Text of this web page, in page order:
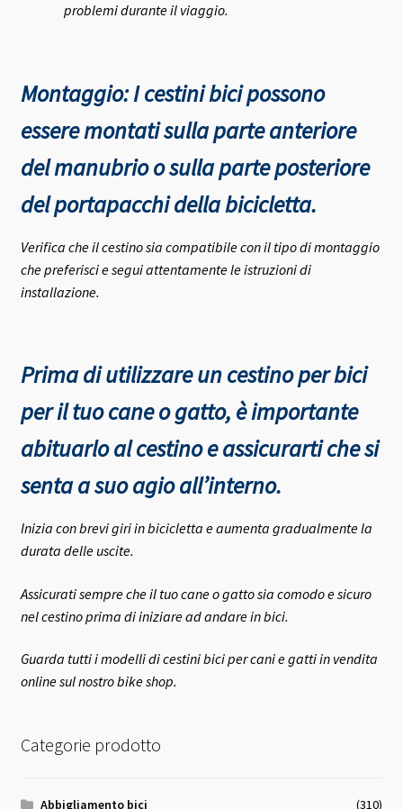
problemi durante il viaggio.
Montaggio: I cestini bici possono
essere montati sulla parte anteriore
del manubrio o sulla parte posteriore
del portapacchi della bicicletta.
Verifica che il cestino sia compatibile con il tipo di montaggio
che preferisci e segui attentamente le istruzioni di
installazione.
Prima di utilizzare un cestino per bici
per il tuo cane o gatto, è importante
abituarlo al cestino e assicurarti che si
senta a suo agio all’interno.
Inizia con brevi giri in bicicletta e aumenta gradualmente la
durata delle uscite.
Assicurati sempre che il tuo cane o gatto sia comodo e sicuro
nel cestino prima di iniziare ad andare in bici.
Guarda tutti i modelli di cestini bici per cani e gatti in vendita
online sul nostro bike shop.
Categorie prodotto
Abbigliamento bici (310)